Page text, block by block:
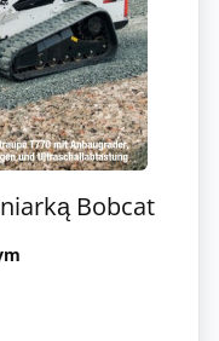
Bobcat